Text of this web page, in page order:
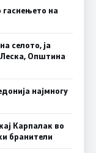
гаснењето на
селото, ја
Општина
најмногу
Карпалак во
бранители